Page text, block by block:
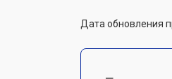
Дата обновления